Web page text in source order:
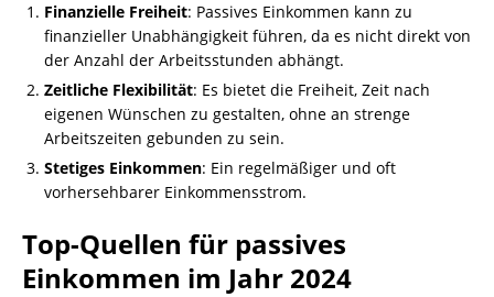
Finanzielle Freiheit: Passives Einkommen kann zu
finanzieller Unabhängigkeit führen, da es nicht direkt von
der Anzahl der Arbeitsstunden abhängt.
Zeitliche Flexibilität: Es bietet die Freiheit, Zeit nach
eigenen Wünschen zu gestalten, ohne an strenge
Arbeitszeiten gebunden zu sein.
Stetiges Einkommen: Ein regelmäßiger und oft
vorhersehbarer Einkommensstrom.
Top-Quellen für passives
Einkommen im Jahr 2024